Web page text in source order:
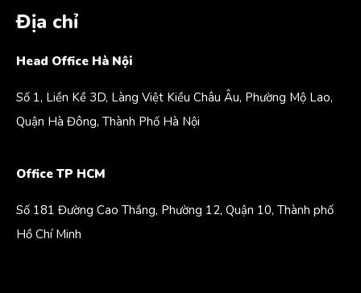
Địa chỉ
Head Office Hà Nội
Số 1, Liền Kề 3D, Làng Việt Kiều Châu Âu, Phường Mộ Lao,
Quận Hà Đông, Thành Phố Hà Nội
Office TP HCM
Số 181 Đường Cao Thắng, Phường 12, Quận 10, Thành phố
Hồ Chí Minh